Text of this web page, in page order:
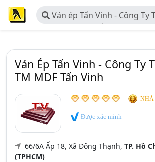
Ván ép Tấn Vinh - Công Ty
MTV TM MDF Tấn Vinh
Ván Ép Tấn Vinh - Công Ty
TM MDF Tấn Vinh
NHÀ
Được xác minh
66/6A Ấp 18, Xã Đông Thạnh, TP. Hồ
(TPHCM)